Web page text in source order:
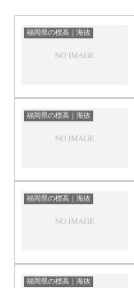
福岡県の標高｜海抜
福岡県の標高｜海抜
福岡県の標高｜海抜
福岡県の標高｜海抜